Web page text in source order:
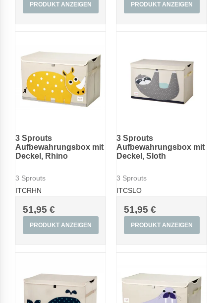
PRODUKT ANZEIGEN PRODUKT ANZEIGEN
3 Sprouts
Aufbewahrungsbox mit
Deckel, Rhino
3 Sprouts
ITCRHN
51,95 €
PRODUKT ANZEIGEN
3 Sprouts
Aufbewahrungsbox mit
Deckel, Sloth
3 Sprouts
ITCSLO
51,95 €
PRODUKT ANZEIGEN